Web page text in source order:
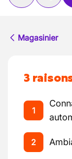
Magasinier
3
1
2